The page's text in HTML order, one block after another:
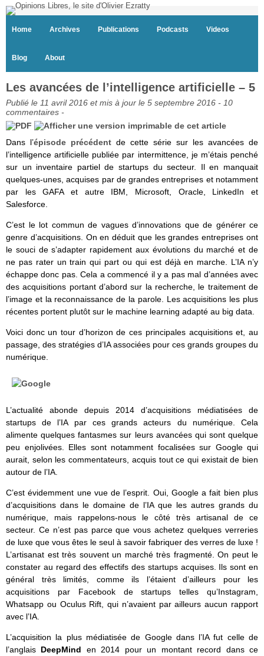
Home Archives Publications Podcasts Videos
Blog About
Les avancées de l’intelligence artificielle – 5
Publié le 11 avril 2016 et mis à jour le 5 septembre 2016 - 10
commentaires -
Dans l’épisode précédent de cette série sur les avancées de
l’intelligence artificielle publiée par intermittence, je m’étais penché
sur un inventaire partiel de startups du secteur. Il en manquait
quelques-unes, acquises par de grandes entreprises et notamment
par les GAFA et autre IBM, Microsoft, Oracle, LinkedIn et
Salesforce.
C’est le lot commun de vagues d’innovations que de générer ce
genre d’acquisitions. On en déduit que les grandes entreprises ont
le souci de s’adapter rapidement aux évolutions du marché et de
ne pas rater un train qui part ou qui est déjà en marche. L’IA n’y
échappe donc pas. Cela a commencé il y a pas mal d’années avec
des acquisitions portant d’abord sur la recherche, le traitement de
l’image et la reconnaissance de la parole. Les acquisitions les plus
récentes portent plutôt sur le machine learning adapté au big data.
Voici donc un tour d’horizon de ces principales acquisitions et, au
passage, des stratégies d’IA associées pour ces grands groupes du
numérique.
L’actualité abonde depuis 2014 d’acquisitions médiatisées de
startups de l’IA par ces grands acteurs du numérique. Cela
alimente quelques fantasmes sur leurs avancées qui sont quelque
peu enjolivées. Elles sont notamment focalisées sur Google qui
aurait, selon les commentateurs, acquis tout ce qui existait de bien
autour de l’IA.
C’est évidemment une vue de l’esprit. Oui, Google a fait bien plus
d’acquisitions dans le domaine de l’IA que les autres grands du
numérique, mais rappelons-nous le côté très artisanal de ce
secteur. Ce n’est pas parce que vous achetez quelques verreries
de luxe que vous êtes le seul à savoir fabriquer des verres de luxe !
L’artisanat est très souvent un marché très fragmenté. On peut le
constater au regard des effectifs des startups acquises. Ils sont en
général très limités, comme ils l’étaient d’ailleurs pour les
acquisitions par Facebook de startups telles qu’Instagram,
Whatsapp ou Oculus Rift, qui n’avaient par ailleurs aucun rapport
avec l’IA.
L’acquisition la plus médiatisée de Google dans l’IA fut celle de
l’anglais DeepMind en 2014 pour un montant record dans ce